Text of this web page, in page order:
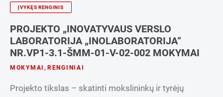
ĮVYKĘS RENGINIS
PROJEKTO „INOVATYVAUS VERSLO
LABORATORIJA „INOLABORATORIJA“
NR.VP1-3.1-ŠMM-01-V-02-002 MOKYMAI
MOKYMAI , RENGINIAI
Projekto tikslas – skatinti mokslininkų ir tyrėjų